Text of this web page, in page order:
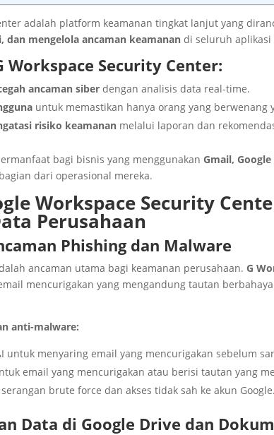
adalah platform keamanan tingkat lanjut yang
dan mengelola ancaman keamanan di seluruh aplikasi
Workspace Security Center:
ancaman siber dengan analisis data real-time.
untuk memastikan hanya orang yang berwenang
risiko keamanan melalui laporan dan
bagi bisnis yang menggunakanGmail,
dari operasional mereka.
Workspace Security
Perusahaan
Phishing dan Malware
ancaman utama bagi keamanan perusahaan.G
mencurigakan yang mengandung tautan
anti-malware:
untuk menyaring email yang mencurigakan sebelum
email yang mencurigakan atau berisi tautan yang
brute force dan akses tidak sah ke akun Google.
Data di Google Drive dan